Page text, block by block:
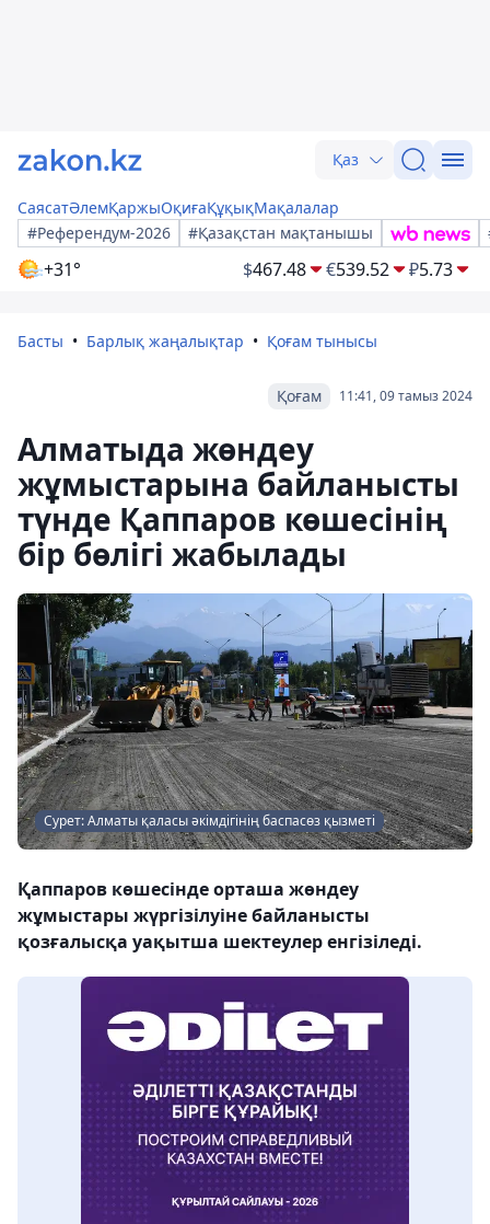
Қаз
СаясатӘлемҚаржыОқиғаҚұқықМақалалар
#Референдум-2026
#Қазақстан мақтанышы
+31° $467.48 €539.52 ₽5.73
Басты Барлық жаңалықтар Қоғам тынысы
11:41, 09 тамыз 2024
Қоғам
Алматыда жөндеу
жұмыстарына байланысты
түнде Қаппаров көшесінің
бір бөлігі жабылады
Сурет: Алматы қаласы әкімдігінің баспасөз қызметі
Қаппаров көшесінде орташа жөндеу
жұмыстары жүргізілуіне байланысты
қозғалысқа уақытша шектеулер енгізіледі.